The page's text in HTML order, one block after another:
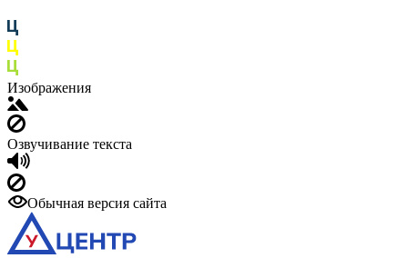
Изображения
Озвучивание текста
Обычная версия сайта